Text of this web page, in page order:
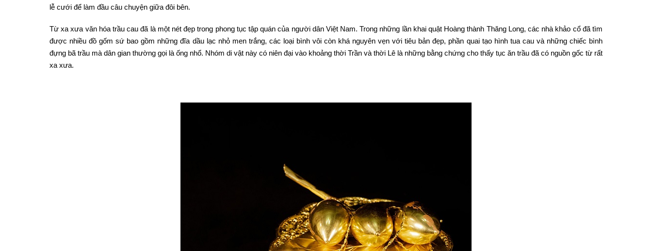
lễ cưới để làm đầu câu chuyện giữa đôi bên.
Từ xa xưa văn hóa trầu cau đã là một nét đẹp trong phong tục tập quán của người dân Việt Nam. Trong những lần khai quật Hoàng thành Thăng Long, các nhà khảo cổ đã tìm
được nhiều đồ gốm sứ bao gồm những đĩa dầu lạc nhỏ men trắng, các loại bình vôi còn khá nguyên vẹn với tiêu bản đẹp, phần quai tạo hình tua cau và những chiếc bình
đựng bã trầu mà dân gian thường gọi là ống nhổ. Nhóm di vật này có niên đại vào khoảng thời Trần và thời Lê là những bằng chứng cho thấy tục ăn trầu đã có nguồn gốc từ rất
xa xưa.